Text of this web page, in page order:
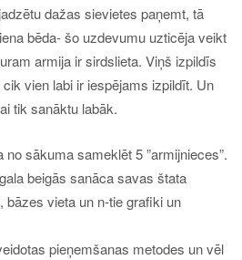
dažas sievietes paņemt, tā
bēda- šo uzdevumu uzticēja veikt
armija ir sirdslieta. Viņš izpildīs
vien labi ir iespējams izpildīt. Un
tik sanāktu labāk.
sākuma sameklēt 5 ”armijnieces”.
beigās sanāca savas štata
vieta un n-tie grafiki un
pieņemšanas metodes un vēl